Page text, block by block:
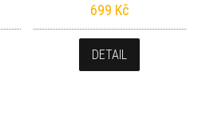
699 Kč
DETAIL